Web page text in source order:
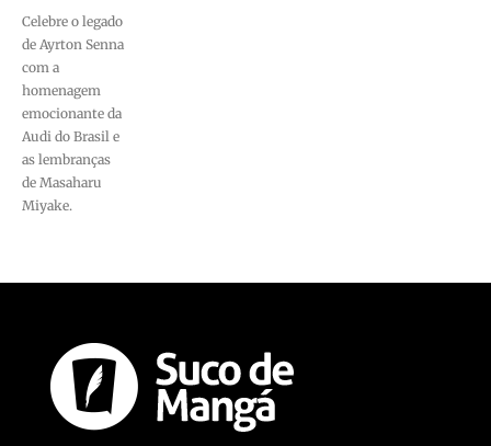
Celebre o legado
de Ayrton Senna
com a
homenagem
emocionante da
Audi do Brasil e
as lembranças
de Masaharu
Miyake.